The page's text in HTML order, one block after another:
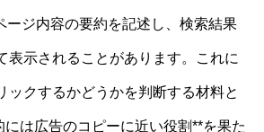
ージ内容の要約を記述し、検索結果
表示されることがあります。これに
ックするかどうかを判断する材料と
には広告のコピーに近い役割**を果た